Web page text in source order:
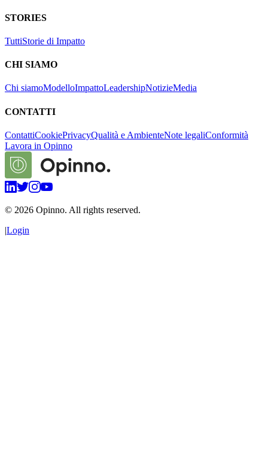
STORIES
TuttiStorie di Impatto
CHI SIAMO
Chi siamoModelloImpattoLeadershipNotizieMedia
CONTATTI
ContattiCookiePrivacyQualità e AmbienteNote legaliConformità
Lavora in Opinno
© 2026 Opinno. All rights reserved.
|Login